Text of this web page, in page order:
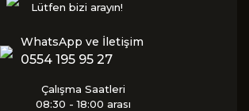
Lütfen bizi arayın!
WhatsApp ve İletişim
0554 195 95 27
Çalışma Saatleri
08:30 - 18:00 arası